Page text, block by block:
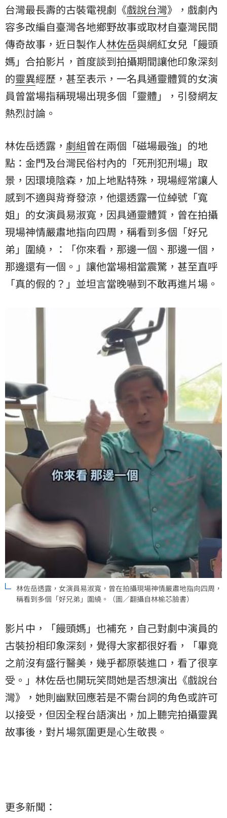
台灣最長壽的古裝電視劇《戲說台灣》，戲劇內
容多改編自臺灣各地鄉野故事或取材自臺灣民間
傳奇故事，近日製作人林佐岳與網紅女兒「饅頭
媽 」合拍影片，首度談到拍攝期間讓他印象深刻
的靈異經歷，甚至表示，一名具通靈體質的女演
員曾當場指稱現場出現多個「靈體」，引發網友
熱烈討論。
林佐岳透露， 劇組曾在兩個「磁場最強」的地
點：金門及台灣民俗村內的「死刑犯刑場」取
景，因環境陰森，加上地點特殊，現場經常讓人
感到不適與背脊發涼，他還透露一位綽號「寬
姐」的女演員易淑寬，因具通靈體質，曾在拍攝
現場神情嚴肅地指向四周，稱看到多個「好兄
弟」圍繞，：「你來看，那邊一個、那邊一個，
那邊還有一個。」讓他當場相當震驚，甚至直呼
「真的假的？」並坦言當晚嚇到不敢再進片場。
林佐岳透露，女演員易淑寬，曾在拍攝現場神情嚴肅地指向四周，
稱看到多個「好兄弟」圍繞。（圖／翻攝自林榆芯臉書）
影片中，「饅頭媽」也補充，自己對劇中演員的
古裝扮相印象深刻，覺得大家都很好看，「畢竟
之前沒有盛行醫美，幾乎都原裝進口，看了很享
受。」林佐岳也開玩笑問她是否想演出《戲說台
灣》，她則幽默回應若是不需台詞的角色或許可
以接受，但因全程台語演出，加上聽完拍攝靈異
故事後，對片場氛圍更是心生敬畏。
更多新聞：